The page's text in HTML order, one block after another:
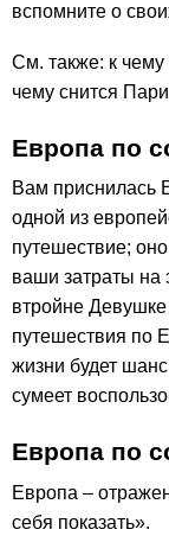
вспомните о
См. также: к чему
чему снится
Европа по
Вам приснилась
одной из
путешествие;
ваши затраты на
втройне
путешествия по
жизни будет
сумеет
Европа по
Европа –
себя показать».